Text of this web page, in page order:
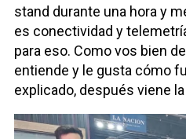
stand durante una hora y
es conectividad y
para eso. Como vos bien
entiende y le gusta cómo
explicado, después viene